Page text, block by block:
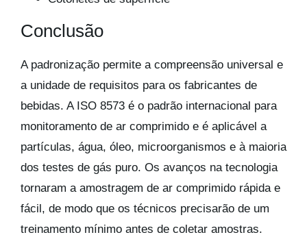
Conclusão
A padronização permite a compreensão universal e
a unidade de requisitos para os fabricantes de
bebidas. A ISO 8573 é o padrão internacional para
monitoramento de ar comprimido e é aplicável a
partículas, água, óleo, microorganismos e à maioria
dos testes de gás puro. Os avanços na tecnologia
tornaram a amostragem de ar comprimido rápida e
fácil, de modo que os técnicos precisarão de um
treinamento mínimo antes de coletar amostras.